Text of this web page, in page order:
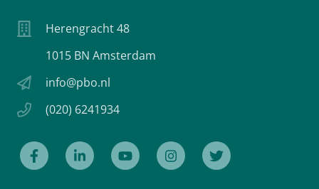
Herengracht 48
1015 BN Amsterdam
info@pbo.nl
(020) 6241934